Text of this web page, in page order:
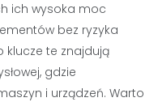
ich wysoka moc
bez ryzyka
klucze te znajdują
gdzie
i urządzeń. Warto